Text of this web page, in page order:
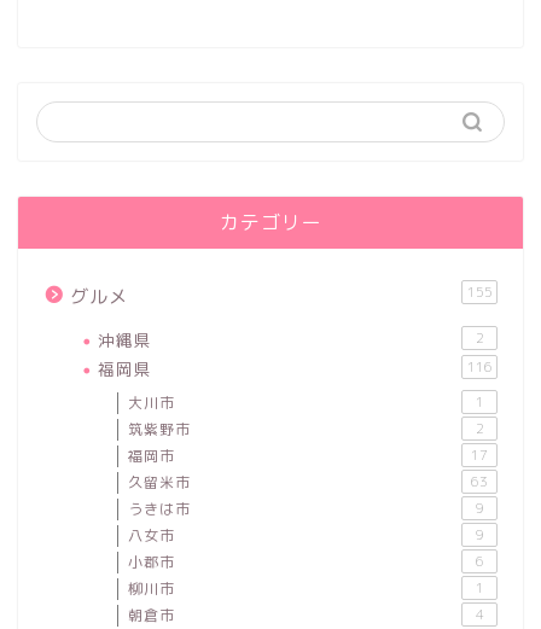
カテゴリー
グルメ 155
沖縄県 2
福岡県 116
大川市 1
筑紫野市 2
福岡市 17
久留米市 63
うきは市 9
八女市 9
小郡市 6
柳川市 1
朝倉市 4